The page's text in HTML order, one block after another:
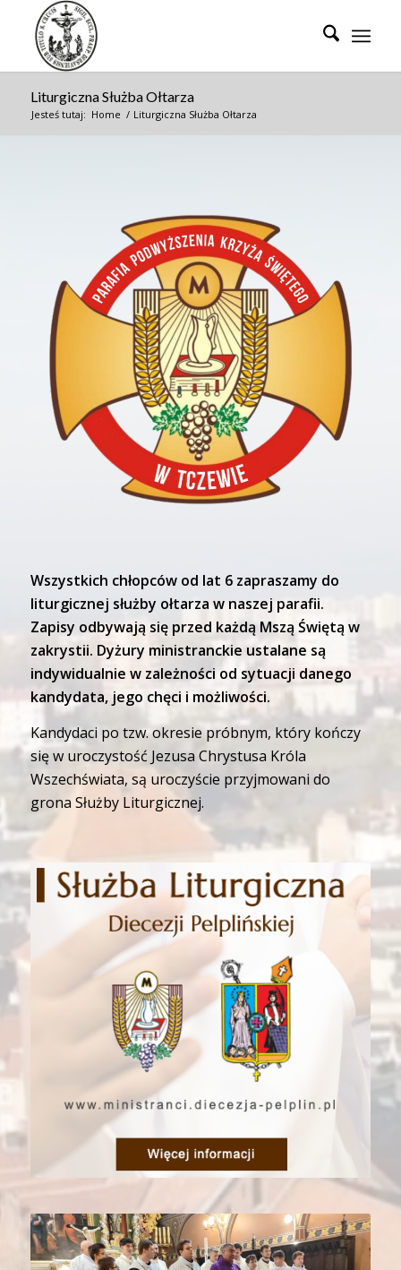
Liturgiczna Służba Ołtarza
Jesteś tutaj: Home / Liturgiczna Służba Ołtarza
Wszystkich chłopców od lat 6 zapraszamy do
liturgicznej służby ołtarza w naszej parafii.
Zapisy odbywają się przed każdą Mszą Świętą w
zakrystii. Dyżury ministranckie ustalane są
indywidualnie w zależności od sytuacji danego
kandydata, jego chęci i możliwości.
Kandydaci po tzw. okresie próbnym, który kończy
się w uroczystość Jezusa Chrystusa Króla
Wszechświata, są uroczyście przyjmowani do
grona Służby Liturgicznej.